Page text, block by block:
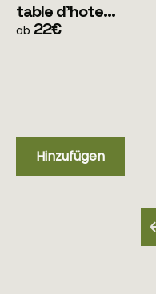
table d'hote
menu simple
ab 22€
Hinzufügen